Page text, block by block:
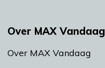
Over MAX Vandaag
Over MAX Vandaag